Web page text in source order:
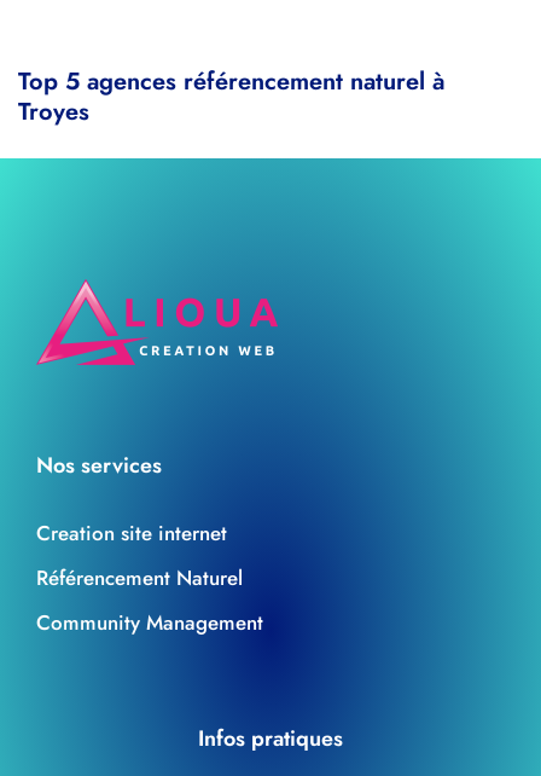
Top 5 agences référencement naturel à
Troyes
Nos services
Creation site internet
Référencement Naturel
Community Management
Infos pratiques